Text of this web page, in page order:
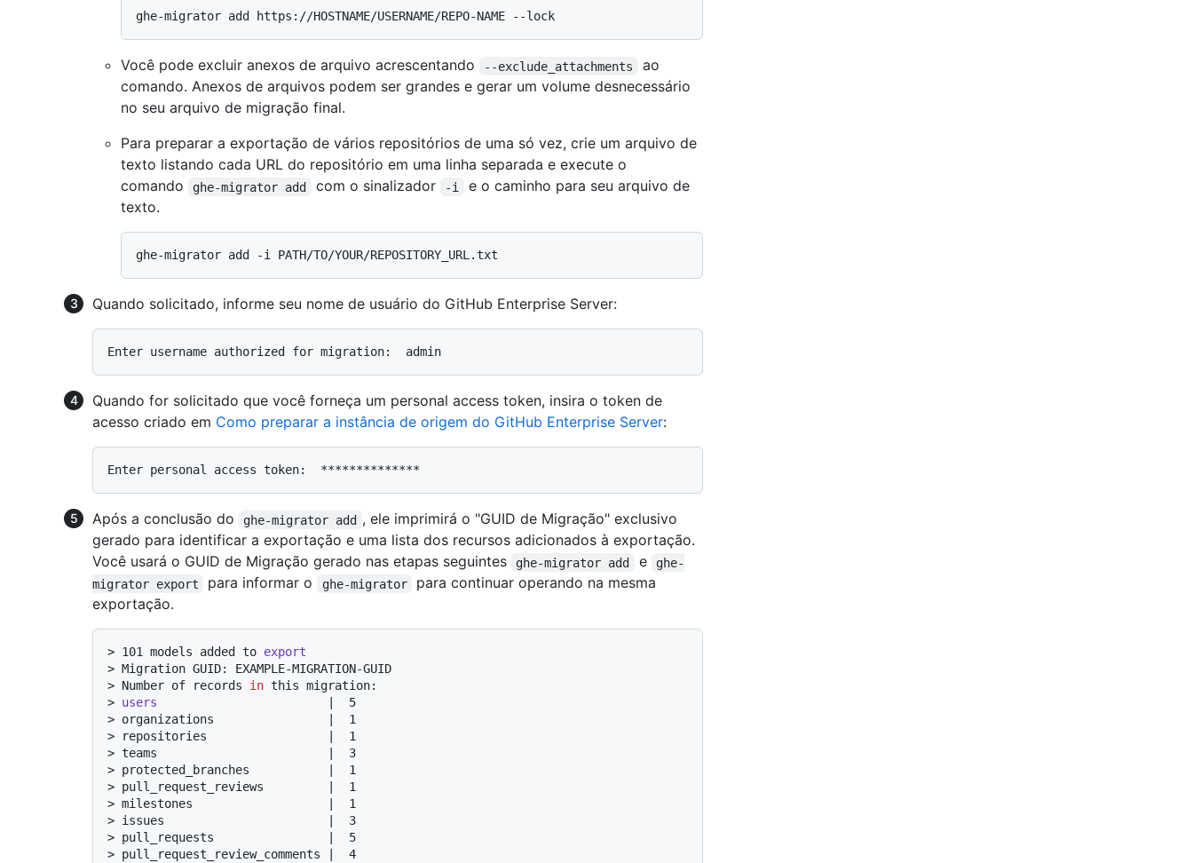
Você pode excluir anexos de arquivo acrescentando --exclude_attachments
ao
comando. Anexos de arquivos podem ser grandes e gerar um volume desnecessário
no seu arquivo de migração final.
Para preparar a exportação de vários repositórios de uma só vez, crie um arquivo de
texto listando cada URL do repositório em uma linha separada e execute o
comando
ghe-migrator add com o sinalizador -i
e o caminho para seu arquivo de
texto.
Quando solicitado, informe seu nome de usuário do GitHub Enterprise Server:
Quando for solicitado que você forneça um personal access token, insira o token de
acesso criado em Como preparar a instância de origem do GitHub Enterprise Server:
Após a conclusão do ghe-migrator add , ele imprimirá o "GUID de Migração" exclusivo
gerado para identificar a exportação e uma lista dos recursos adicionados à exportação.
Você usará o GUID de Migração gerado nas etapas seguintes
ghe-migrator add e
ghe-
migrator export
para informar o ghe-migrator
para continuar operando na mesma
exportação.
> 101 models added to export
> Migration GUID: EXAMPLE-MIGRATION-GUID
> Number of records in this migration:
> users
                        |  5
> organizations                |  1
>
repositories                 |  1
> teams                        |  3
> protected_branches           |  1
> pull_request_reviews         |  1
> milestones                   |  1
> issues                       |  3
> pull_requests                |  5
> pull_request_review_comments |  4